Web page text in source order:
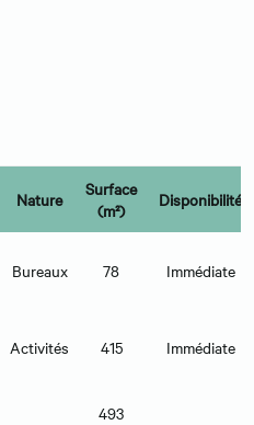
Nature
Surface
(m²)
Disponibilité
Bureaux 78 Immédiate
Activités 415 Immédiate
493